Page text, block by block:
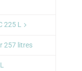
225 L
257 litres